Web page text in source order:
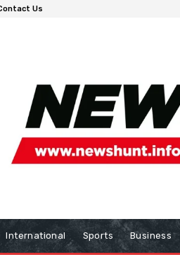
Us
International Sports Business